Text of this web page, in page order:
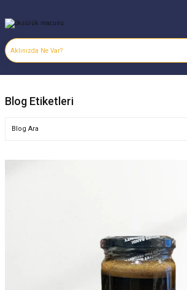
Blog Etiketleri